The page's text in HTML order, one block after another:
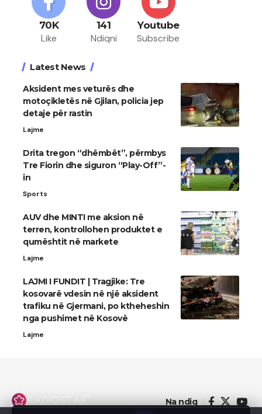
70K
Like
141
Ndiqni
Youtube
Subscribe
Latest News
Aksident mes veturës dhe
motoçikletës në Gjilan, policia jep
detaje për rastin
Lajme
Drita tregon “dhëmbët”, përmbys
Tre Fiorin dhe siguron “Play-Off”-
in
Sports
AUV dhe MINTI me aksion në
terren, kontrollohen produktet e
qumështit në markete
Lajme
LAJMI I FUNDIT | Tragjike: Tre
kosovarë vdesin në një aksident
trafiku në Gjermani, po ktheheshin
nga pushimet në Kosovë
Lajme
Na ndiq